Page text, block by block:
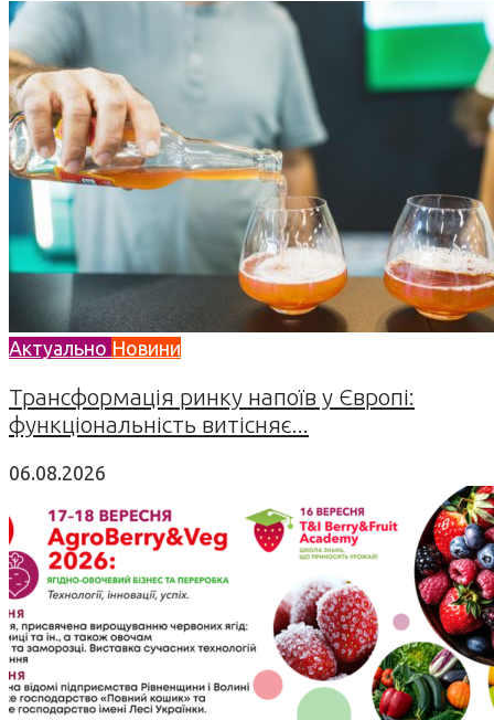
Актуально Новини
Трансформація ринку напоїв у Європі:
функціональність витісняє...
06.08.2026